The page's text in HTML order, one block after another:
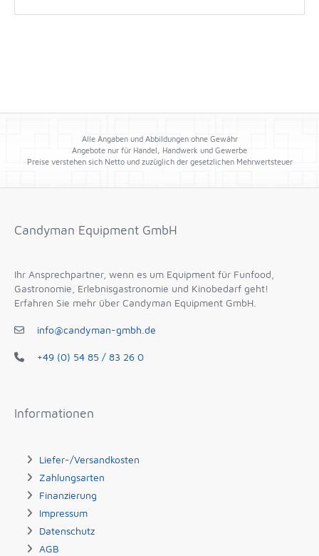
Alle Angaben und Abbildungen ohne Gewähr
Angebote nur für Handel, Handwerk und Gewerbe
Preise verstehen sich Netto und zuzüglich der gesetzlichen Mehrwertsteuer
Candyman Equipment GmbH
Ihr Ansprechpartner, wenn es um Equipment für Funfood,
Gastronomie, Erlebnisgastronomie und Kinobedarf geht!
Erfahren Sie mehr über Candyman Equipment GmbH.
info@candyman-gmbh.de
+49 (0) 54 85 / 83 26 0
Informationen
Liefer-/Versandkosten
Zahlungsarten
Finanzierung
Impressum
Datenschutz
AGB